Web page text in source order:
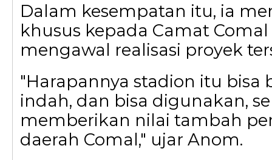
Dalam kesempatan itu, ia
khusus kepada Camat
mengawal realisasi proyek
"Harapannya stadion itu bisa
indah, dan bisa digunakan,
memberikan nilai tambah
daerah Comal," ujar Anom.